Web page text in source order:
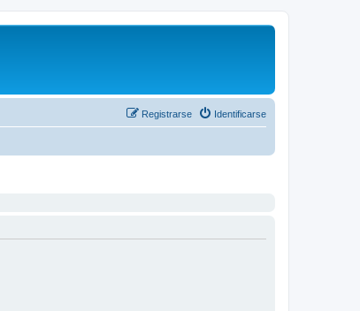
Identificarse
Registrarse